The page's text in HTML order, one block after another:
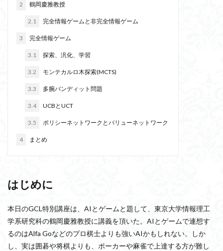
2 鶴岡慶雅教授
2.1 完全情報ゲームと非完全情報ゲーム
3 完全情報ゲーム
3.1 探索、汎化、学習
3.2 モンテカルロ木探索(MCTS)
3.3 多腕バンディット問題
3.4 UCBとUCT
3.5 ポリシーネットワークとバリューネットワーク
4 まとめ
はじめに
本日のGCL特別講座は、AIとゲームと題して、東京大学情報理工
学系研究科の鶴岡慶雅教授に講義を頂いた。AIとゲームで連想す
るのはAlfa Goなどのプロ棋士よりも強いAIかもしれない。しか
し、実は囲碁や将棋よりも、ポーカーや麻雀で上達する方が難し